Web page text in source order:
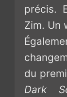
précis.
Zim. Un
du
Dark